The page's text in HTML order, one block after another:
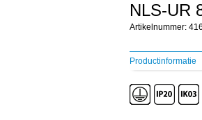
NLS-UR
Artikelnummer:
Productinformatie